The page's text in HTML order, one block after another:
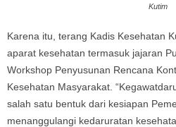
Kutim
Karena itu, terang Kadis Kesehatan
aparat kesehatan termasuk jajaran
Workshop Penyusunan Rencana
Kesehatan Masyarakat.
salah satu bentuk dari kesiapan
menanggulangi kedaruratan